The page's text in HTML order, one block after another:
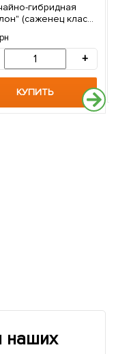
гибридная
(саженец класса
сорт 1 шт в
+
КУПИТЬ
наших